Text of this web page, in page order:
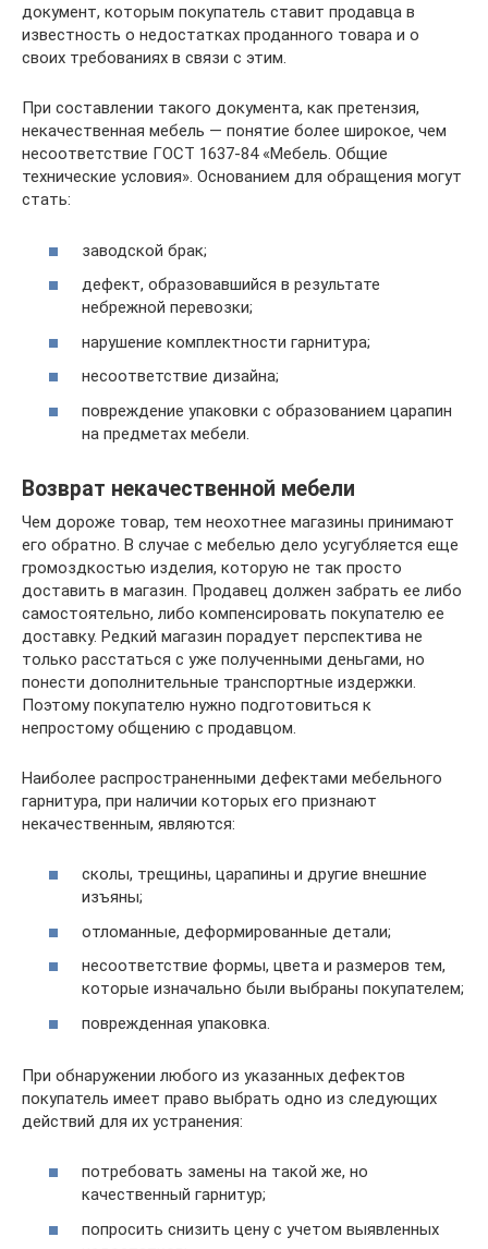
документ, которым покупатель ставит продавца в
известность о недостатках проданного товара и о
своих требованиях в связи с этим.
При составлении такого документа, как претензия,
некачественная мебель — понятие более широкое, чем
несоответствие ГОСТ 1637-84 «Мебель. Общие
технические условия». Основанием для обращения могут
стать:
заводской брак;
дефект, образовавшийся в результате
небрежной перевозки;
нарушение комплектности гарнитура;
несоответствие дизайна;
повреждение упаковки с образованием царапин
на предметах мебели.
Возврат некачественной мебели
Чем дороже товар, тем неохотнее магазины принимают
его обратно. В случае с мебелью дело усугубляется еще
громоздкостью изделия, которую не так просто
доставить в магазин. Продавец должен забрать ее либо
самостоятельно, либо компенсировать покупателю ее
доставку. Редкий магазин порадует перспектива не
только расстаться с уже полученными деньгами, но
понести дополнительные транспортные издержки.
Поэтому покупателю нужно подготовиться к
непростому общению с продавцом.
Наиболее распространенными дефектами мебельного
гарнитура, при наличии которых его признают
некачественным, являются:
сколы, трещины, царапины и другие внешние
изъяны;
отломанные, деформированные детали;
несоответствие формы, цвета и размеров тем,
которые изначально были выбраны покупателем;
поврежденная упаковка.
При обнаружении любого из указанных дефектов
покупатель имеет право выбрать одно из следующих
действий для их устранения:
потребовать замены на такой же, но
качественный гарнитур;
попросить снизить цену с учетом выявленных